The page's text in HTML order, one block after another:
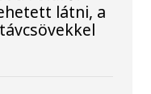
látni, a